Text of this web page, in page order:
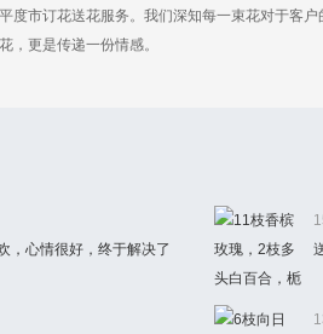
度市订花送花服务。我们深知每一束花对于客
，更是传递一份情感。
，心情很好，终于解决了